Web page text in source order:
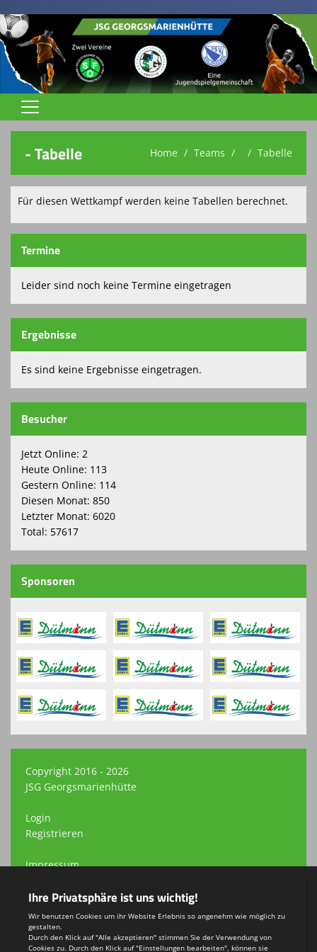
Home
Trainingszeiten
Trainer
Spielstätten
Terminkalender
Kontaktformular
Spielplan
Sponsoren
Grünpflege beim SFO
Vereinskollektion
Turnierbörse
- Tabelle Home Teams Tabelle
Für diesen Wettkampf werden keine Tabellen berechnet.
Termine
Leider sind noch keine Termine eingetragen
Ergebnisse
Es sind keine Ergebnisse eingetragen.
Besucher
Jetzt Online: 2
Heute Online: 113
Gestern Online: 114
Diesen Monat: 850
Letzter Monat: 6020
Total: 57617
Sponsoren
Copyright 2016 - 2026
JSG Georgsmarienhütte
Login
Registrieren
Impressum
Teamsports 2
Dein Sportverein online